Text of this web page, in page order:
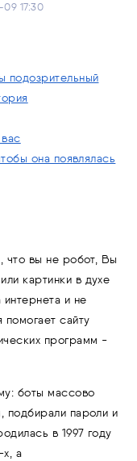
17:30
подозрительный
она появлялась
что вы не робот, Вы
картинки в духе
и не
сайту
программ -
боты массово
подбирали пароли и
в 1997 году
х, а